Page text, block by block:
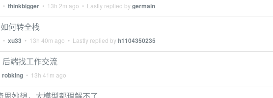
• thinkbigger • 13h 2m ago • Lastly replied bygermain
何转全栈
• xu33 • 13h 40m ago • Lastly replied byh1104350235
后端找工作交流
robking • 13h 41m ago